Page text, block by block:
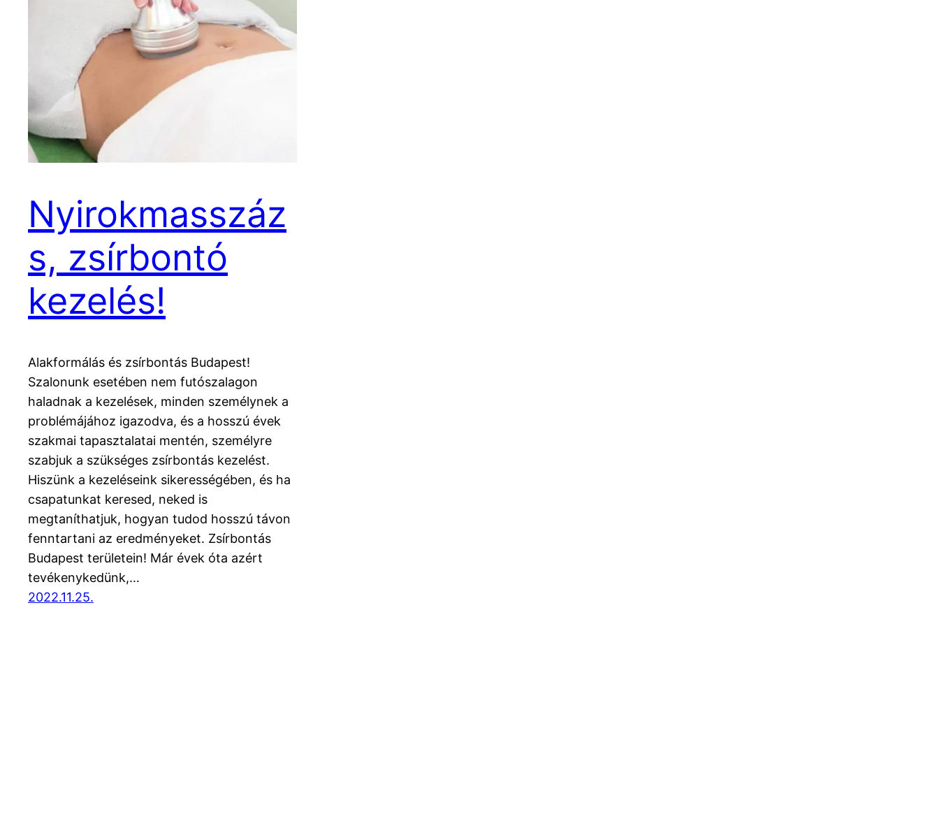
Nyirokmasszáz
s, zsírbontó
kezelés!
Alakformálás és zsírbontás Budapest!
Szalonunk esetében nem futószalagon
haladnak a kezelések, minden személynek a
problémájához igazodva, és a hosszú évek
szakmai tapasztalatai mentén, személyre
szabjuk a szükséges zsírbontás kezelést.
Hiszünk a kezeléseink sikerességében, és ha
csapatunkat keresed, neked is
megtaníthatjuk, hogyan tudod hosszú távon
fenntartani az eredményeket. Zsírbontás
Budapest területein! Már évek óta azért
tevékenykedünk,…
2022.11.25.